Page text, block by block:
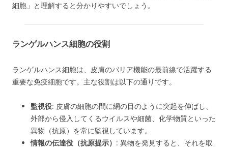
細胞」と理解すると分かりやすいでしょう。
ランゲルハンス細胞の役割
ランゲルハンス細胞は、皮膚のバリア機能の最前線で活躍する
重要な免疫細胞です。主な役割は以下の通りです。
監視役: 皮膚の細胞の間に網の目のように突起を伸ばし、
外部から侵入してくるウイルスや細菌、化学物質といった
異物（抗原）を常に監視しています。
情報の伝達役（抗原提示） : 異物を発見すると、それを取